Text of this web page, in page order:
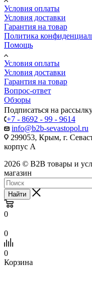
Условия оплаты
Условия доставки
Гарантия на товар
Политика
Помощь
Условия оплаты
Условия доставки
Гарантия на товар
Вопрос-ответ
Обзоры
Подписаться на
+7 - 8692 - 99 - 9614
info@b2b-sevastopol.ru
299053, Крым, г.
корпус А
2026 © B2B товары и
магазин
Найти
0
0
0
Корзина